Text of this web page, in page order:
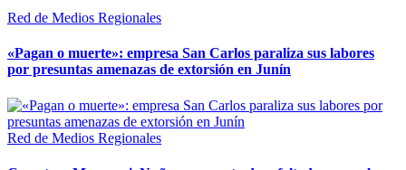
Red de Medios Regionales
«Pagan o muerte»: empresa San Carlos paraliza sus labores
por presuntas amenazas de extorsión en Junín
Red de Medios Regionales